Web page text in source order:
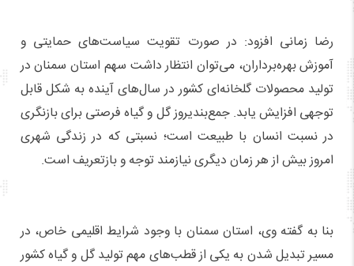
رضا زمانی افزود: در صورت تقویت سیاست‌های حمایتی و
آموزش بهره‌برداران، می‌توان انتظار داشت سهم استان سمنان در
تولید محصولات گلخانه‌ای کشور در سال‌های آینده به شکل قابل
توجهی افزایش یابد. جمع‌بندیروز گل و گیاه فرصتی برای بازنگری
در نسبت انسان با طبیعت است؛ نسبتی که در زندگی شهری
امروز بیش از هر زمان دیگری نیازمند توجه و بازتعریف است.
بنا به گفته وی، استان سمنان با وجود شرایط اقلیمی خاص، در
مسیر تبدیل شدن به یکی از قطب‌های مهم تولید گل و گیاه کشور